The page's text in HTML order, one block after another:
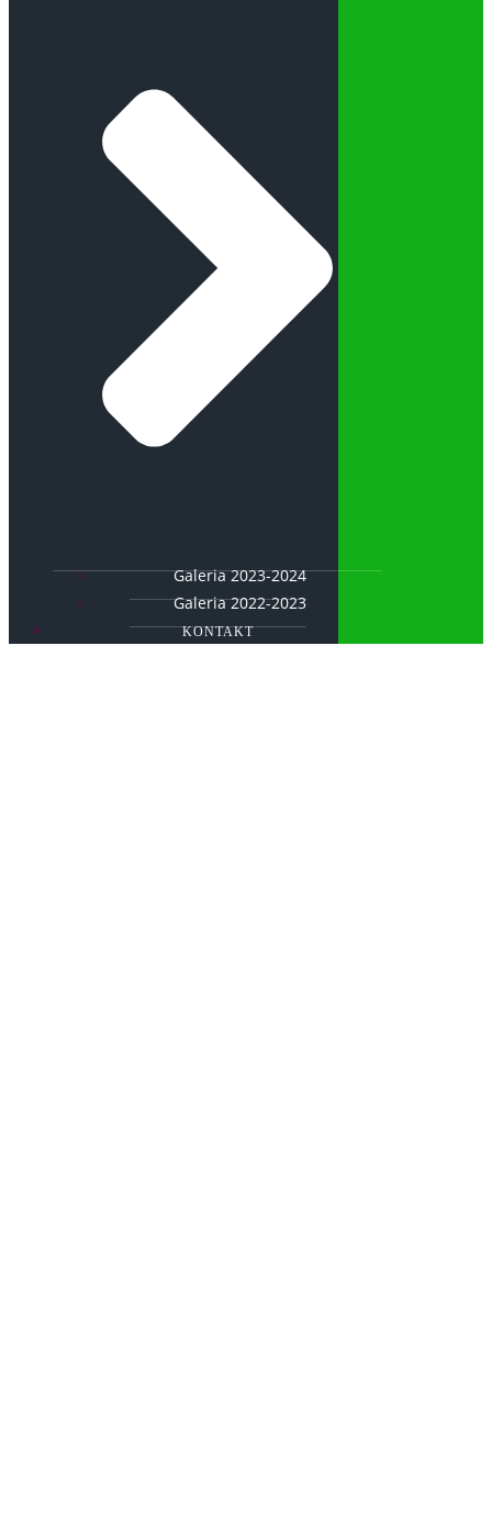
Galeria 2023-2024
Galeria 2022-2023
KONTAKT